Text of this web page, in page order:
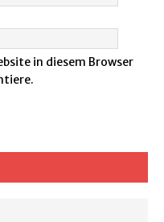
in diesem Browser